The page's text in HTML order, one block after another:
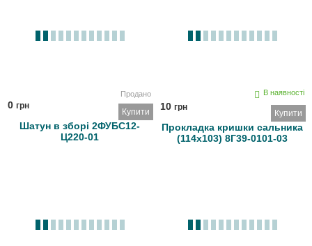
Продано
0 грн
Купити
Шатун в зборі 2ФУБС12-
Ц220-01
В наявності
10 грн
Купити
Прокладка кришки сальника
(114х103) 8Г39-0101-03